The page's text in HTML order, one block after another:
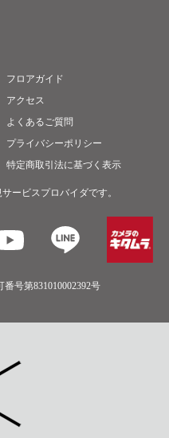
フロアガイド
アクセス
よくあるご質問
プライバシーポリシー
特定商取引法に基づく表示
ービスプロバイダです。
号第831010002392号